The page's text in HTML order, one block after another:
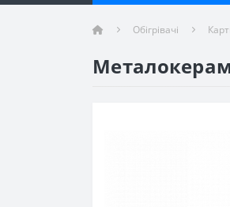
Обігрівачі